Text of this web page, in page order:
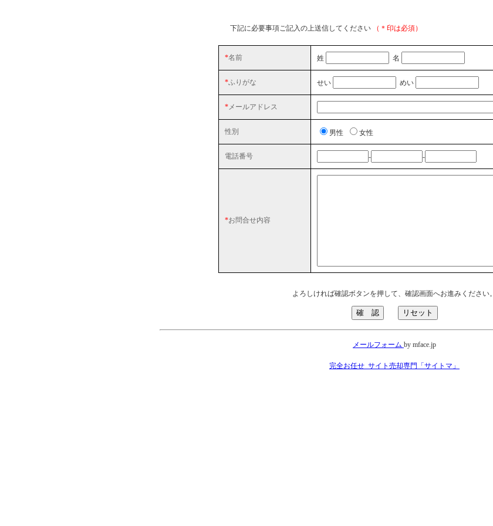
下記に必要事項ご記入の上送信してください （＊印は必須）
*名前 姓 名
*ふりがな せい めい
*メールアドレス
性別 男性 女性
電話番号 - -
*お問合せ内容
よろしければ確認ボタンを押して、確認画面へお進みください。
メールフォーム by mface.jp
完全お任せ_サイト売却専門「サイトマ」